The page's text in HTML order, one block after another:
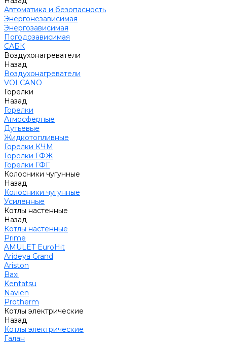
Автоматика и безопасность
Энергонезависимая
Энергозависимая
Погодозависимая
САБК
Воздухонагреватели
Назад
Воздухонагреватели
VOLCANO
Горелки
Назад
Горелки
Атмосферные
Дутьевые
Жидкотопливные
Горелки КЧМ
Горелки ГФЖ
Горелки ГФГ
Колосники чугунные
Назад
Колосники чугунные
Усиленные
Котлы настенные
Назад
Котлы настенные
Prime
AMULET EuroHit
Arideya Grand
Ariston
Baxi
Kentatsu
Navien
Protherm
Котлы электрические
Назад
Котлы электрические
Галан